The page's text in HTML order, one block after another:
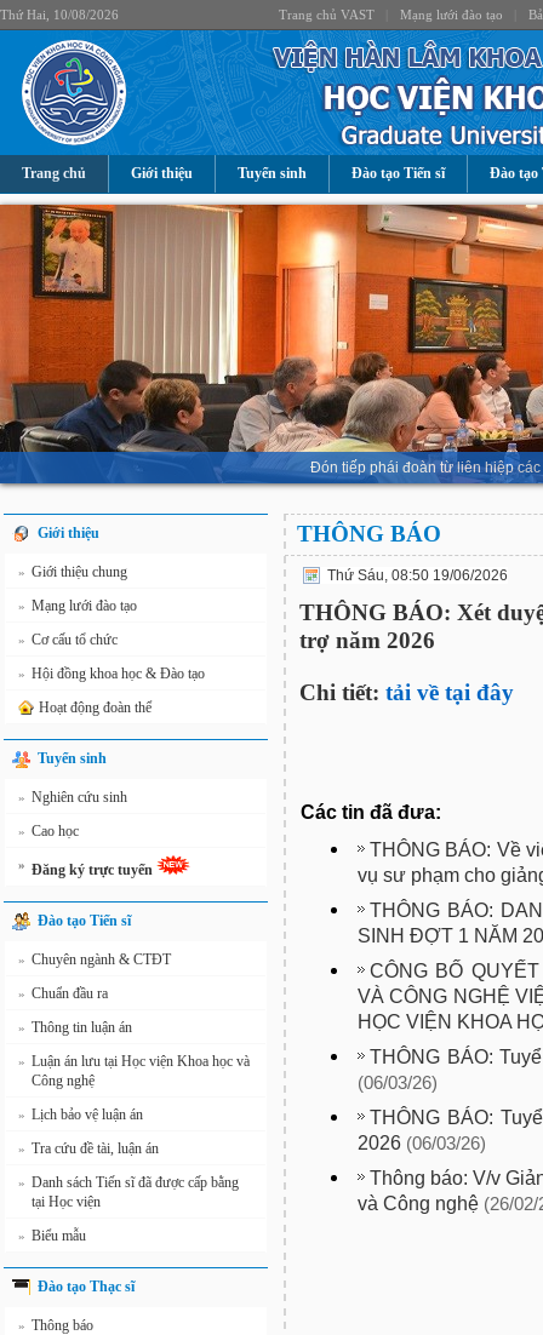
Thứ Hai, 10/08/2026 Trang chủ VAST Mạng lưới đào tạo
Trang chủ Giới thiệu Tuyển sinh Đào tạo Tiến sĩ Đào tạo
Đón tiếp phái đoàn từ liên hiệp
Giới thiệu
» Giới thiệu chung
» Mạng lưới đào tạo
» Cơ cấu tổ chức
» Hội đồng khoa học & Đào tạo
Hoạt động đoàn thể
Tuyển sinh
» Nghiên cứu sinh
» Cao học
» Đăng ký trực tuyến
Đào tạo Tiến sĩ
» Chuyên ngành & CTĐT
» Chuẩn đầu ra
» Thông tin luận án
» Luận án lưu tại Học viện Khoa học và
Công nghệ
» Lịch bảo vệ luận án
» Tra cứu đề tài, luận án
» Danh sách Tiến sĩ đã được cấp bằng
tại Học viện
» Biểu mẫu
Đào tạo Thạc sĩ
» Thông báo
THÔNG BÁO
Thứ Sáu, 08:50 19/06/2026
THÔNG BÁO: Xét
trợ năm 2026
Chi tiết: tải về tại đây
Các tin đã đưa:
THÔNG BÁO: Về
vụ sư phạm cho
THÔNG BÁO:
SINH ĐỢT 1 NĂM
CÔNG BỐ
VÀ CÔNG NGHỆ
HỌC VIỆN KHOA
THÔNG BÁO:
(06/03/26)
THÔNG BÁO:
2026 (06/03/26)
Thông báo: V/v
và Công nghệ (26/02/